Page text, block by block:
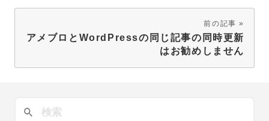
前の記事
アメブロとWordPressの同じ記事の同時更新
はお勧めしません